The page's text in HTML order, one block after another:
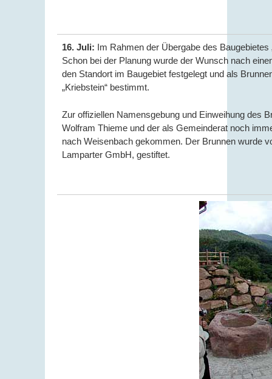
16. Juli: Im Rahmen der Übergabe des
Schon bei der Planung wurde der Wunsch nach
den Standort im Baugebiet festgelegt und als
„Kriebstein“ bestimmt.
Zur offiziellen Namensgebung und Einweihung des
Wolfram Thieme und der als Gemeinderat noch
nach Weisenbach gekommen. Der Brunnen wurde
Lamparter GmbH, gestiftet.